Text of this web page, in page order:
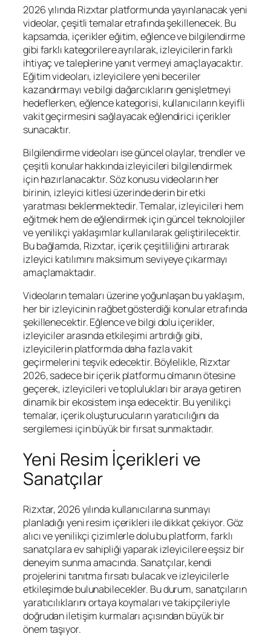
2026 yılında Rizxtar platformunda yayınlanacak yeni
videolar, çeşitli temalar etrafında şekillenecek. Bu
kapsamda, içerikler eğitim, eğlence ve bilgilendirme
gibi farklı kategorilere ayrılarak, izleyicilerin farklı
ihtiyaç ve taleplerine yanıt vermeyi amaçlayacaktır.
Eğitim videoları, izleyicilere yeni beceriler
kazandırmayı ve bilgi dağarcıklarını genişletmeyi
hedeflerken, eğlence kategorisi, kullanıcıların keyifli
vakit geçirmesini sağlayacak eğlendirici içerikler
sunacaktır.
Bilgilendirme videoları ise güncel olaylar, trendler ve
çeşitli konular hakkında izleyicileri bilgilendirmek
için hazırlanacaktır. Söz konusu videoların her
birinin, izleyici kitlesi üzerinde derin bir etki
yaratması beklenmektedir. Temalar, izleyicileri hem
eğitmek hem de eğlendirmek için güncel teknolojiler
ve yenilikçi yaklaşımlar kullanılarak geliştirilecektir.
Bu bağlamda, Rizxtar, içerik çeşitliliğini artırarak
izleyici katılımını maksimum seviyeye çıkarmayı
amaçlamaktadır.
Videoların temaları üzerine yoğunlaşan bu yaklaşım,
her bir izleyicinin rağbet gösterdiği konular etrafında
şekillenecektir. Eğlence ve bilgi dolu içerikler,
izleyiciler arasında etkileşimi artırdığı gibi,
izleyicilerin platformda daha fazla vakit
geçirmelerini teşvik edecektir. Böylelikle, Rizxtar
2026, sadece bir içerik platformu olmanın ötesine
geçerek, izleyicileri ve toplulukları bir araya getiren
dinamik bir ekosistem inşa edecektir. Bu yenilikçi
temalar, içerik oluşturucuların yaratıcılığını da
sergilemesi için büyük bir fırsat sunmaktadır.
Yeni Resim İçerikleri ve
Sanatçılar
Rizxtar, 2026 yılında kullanıcılarına sunmayı
planladığı yeni resim içerikleri ile dikkat çekiyor. Göz
alıcı ve yenilikçi çizimlerle dolu bu platform, farklı
sanatçılara ev sahipliği yaparak izleyicilere eşsiz bir
deneyim sunma amacında. Sanatçılar, kendi
projelerini tanıtma fırsatı bulacak ve izleyicilerle
etkileşimde bulunabilecekler. Bu durum, sanatçıların
yaratıcılıklarını ortaya koymaları ve takipçileriyle
doğrudan iletişim kurmaları açısından büyük bir
önem taşıyor.